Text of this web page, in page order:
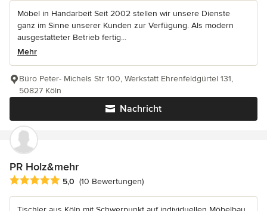
Möbel in Handarbeit Seit 2002 stellen wir unsere Dienste
ganz im Sinne unserer Kunden zur Verfügung. Als modern
ausgestatteter Betrieb fertig...
Mehr
Nachricht
Büro Peter- Michels Str 100, Werkstatt Ehrenfeldgürtel 131,
50827 Köln
PR Holz&mehr
Durchschnittliche Bewertung: 5 von 5 Sternen
5,0 (10 Bewertungen)